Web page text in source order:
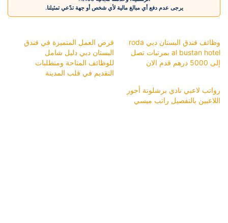
يرجى عدم دفع أي مبالغ مالية لأي شخص أو جهة تدّعي تمثيلنا.
وظائف فندق البستان دبي roda
al bustan hotel بمرتبات تصل
إلى 5000 درهم قدم الان
فرص العمل المتميزة في فندق
البستان دبي دليل شامل
للوظائف المتاحة ومتطلبات
التقديم في قلب المدينة
رواتب لاعبي نادي برشلونة أجور
اللاعبين بالتفصيل راتب ميسي